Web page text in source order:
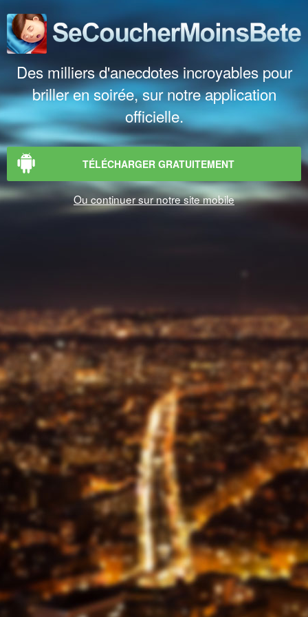
Des milliers d'anecdotes incroyables pour
briller en soirée, sur notre application
officielle.
TÉLÉCHARGER GRATUITEMENT
Ou continuer sur notre site mobile